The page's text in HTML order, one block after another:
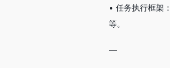
• 任务执行框架
等。
—